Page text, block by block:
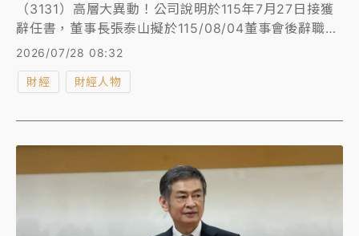
（3131）高層大異動！公司說明於115年7月27日接獲
辭任書，董事長張泰山擬於115/08/04董事會後辭職，
將於同日董事會推選新任董事長。而張泰山雖辭任董事
長職務，惟仍續任公司董事，並將依法持續履行董事職
責。
2026/07/28 08:32
財經 財經人物